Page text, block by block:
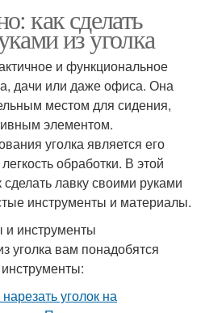
как сделать
из уголка
и функциональное
дачи или даже офиса. Она
местом для сидения,
элементом.
уголка является его
обработки. В этой
лавку своими руками
инструменты и материалы.
инструменты
уголка вам понадобятся